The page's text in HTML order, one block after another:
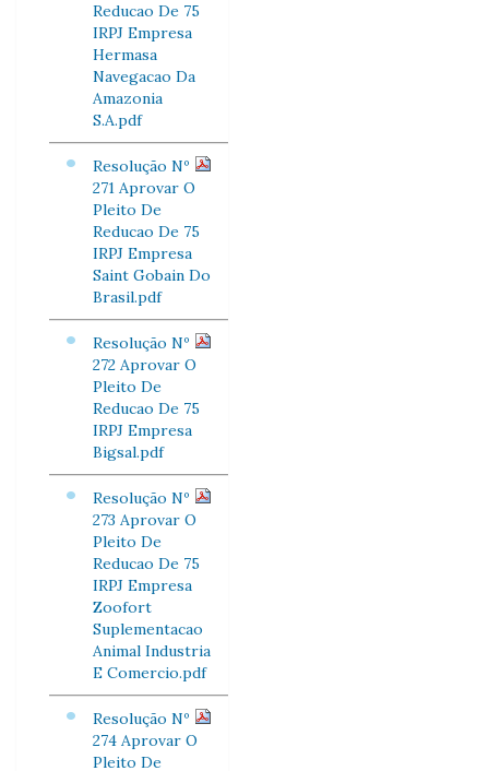
Reducao De 75
IRPJ Empresa
Hermasa
Navegacao Da
Amazonia
S.A.pdf
Resolução Nº
271 Aprovar O
Pleito De
Reducao De 75
IRPJ Empresa
Saint Gobain Do
Brasil.pdf
Resolução Nº
272 Aprovar O
Pleito De
Reducao De 75
IRPJ Empresa
Bigsal.pdf
Resolução Nº
273 Aprovar O
Pleito De
Reducao De 75
IRPJ Empresa
Zoofort
Suplementacao
Animal Industria
E Comercio.pdf
Resolução Nº
274 Aprovar O
Pleito De